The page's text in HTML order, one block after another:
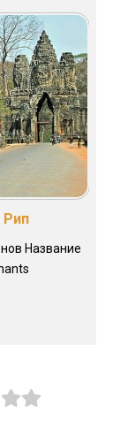
Рип
Название